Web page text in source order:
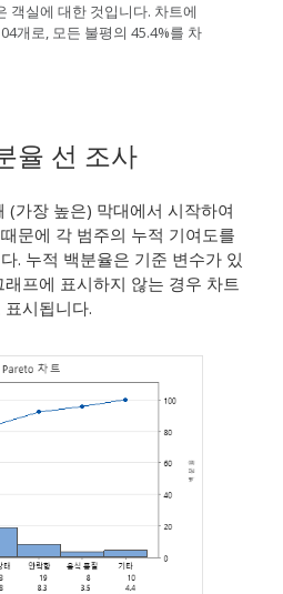
객실에 대한 것입니다. 차트에
개로, 모든 불평의 45.4%를 차
율 선 조사
(가장 높은) 막대에서 시작하여
문에 각 범주의 누적 기여도를
. 누적 백분율은 기준 변수가 있
프에 표시하지 않는 경우 차트
시됩니다.